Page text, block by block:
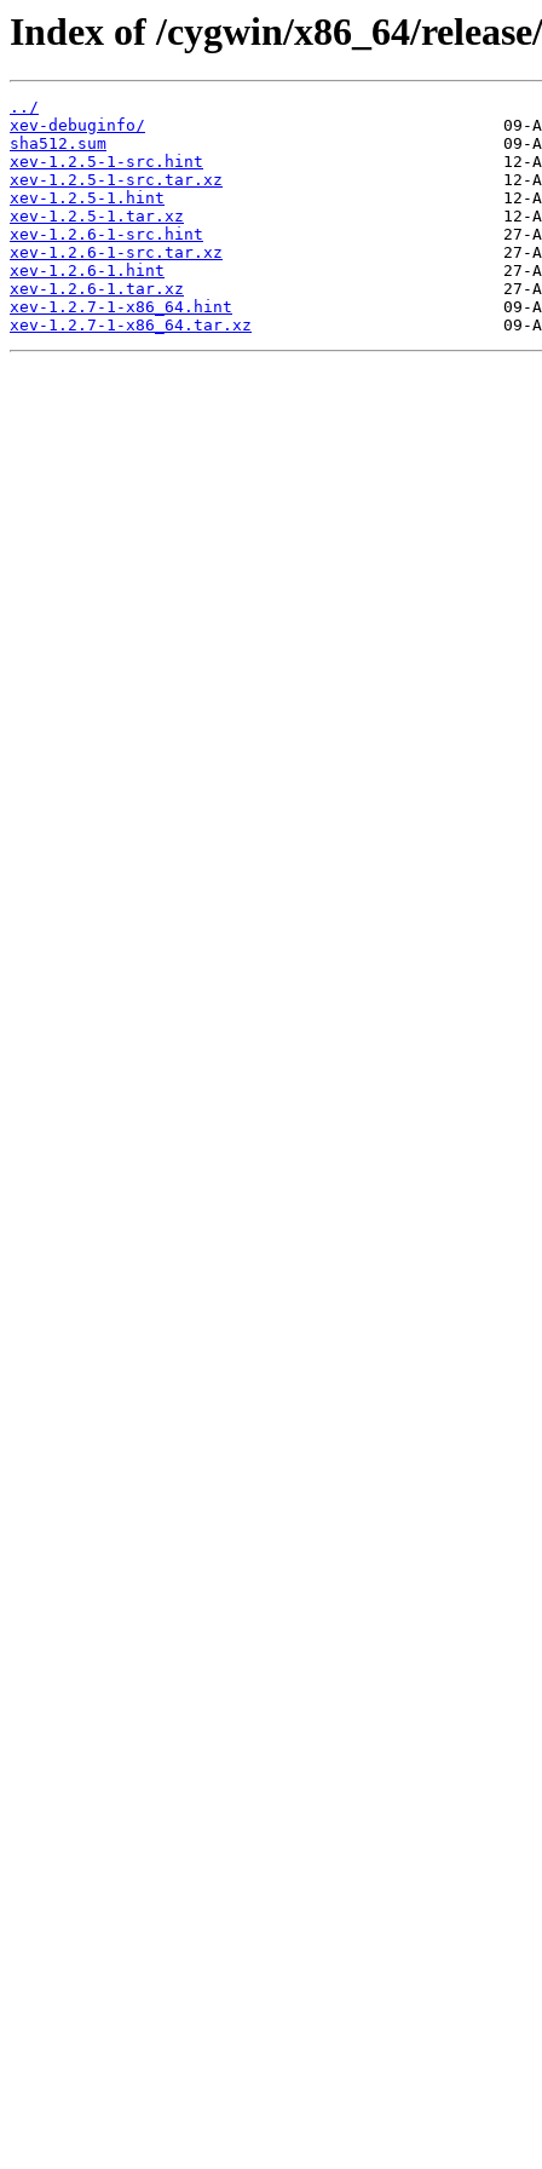
Index of /cygwin/x86_64/
../
xev-debuginfo/
sha512.sum
xev-1.2.5-1-src.hint
xev-1.2.5-1-src.tar.xz
xev-1.2.5-1.hint
xev-1.2.5-1.tar.xz
xev-1.2.6-1-src.hint
xev-1.2.6-1-src.tar.xz
xev-1.2.6-1.hint
xev-1.2.6-1.tar.xz
xev-1.2.7-1-x86_64.hint
xev-1.2.7-1-x86_64.tar.xz